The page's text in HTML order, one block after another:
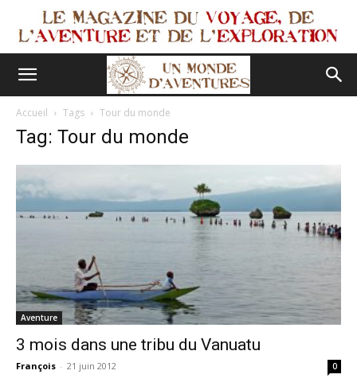
Accueil Tags Tour du monde
Tag: Tour du monde
Aventure
3 mois dans une tribu du Vanuatu
François - 21 juin 2012 0